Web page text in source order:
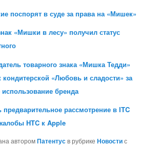
поспорят в суде за права на «Мишек»
«Мишки в лесу» получил статус
товарного знака «Мишка Тедди»
кондитерской «Любовь и сладости» за
использование бренда
предварительное рассмотрение в ITC
HTC к Apple
авторомПатентусв рубрикеНовостис